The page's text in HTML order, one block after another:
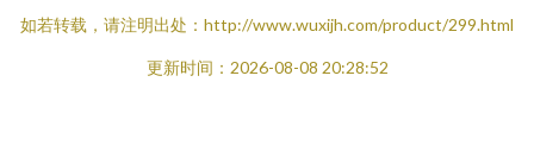
如若转载，请注明出处：http://www.wuxijh.com/product/299.html
更新时间：2026-08-08 20:28:52